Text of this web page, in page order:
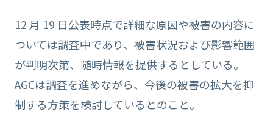
12 月 19 日公表時点で詳細な原因や被害の内容に
ついては調査中であり、被害状況および影響範囲
が判明次第、随時情報を提供するとしている。
AGCは調査を進めながら、今後の被害の拡大を抑
制する方策を検討しているとのこと。